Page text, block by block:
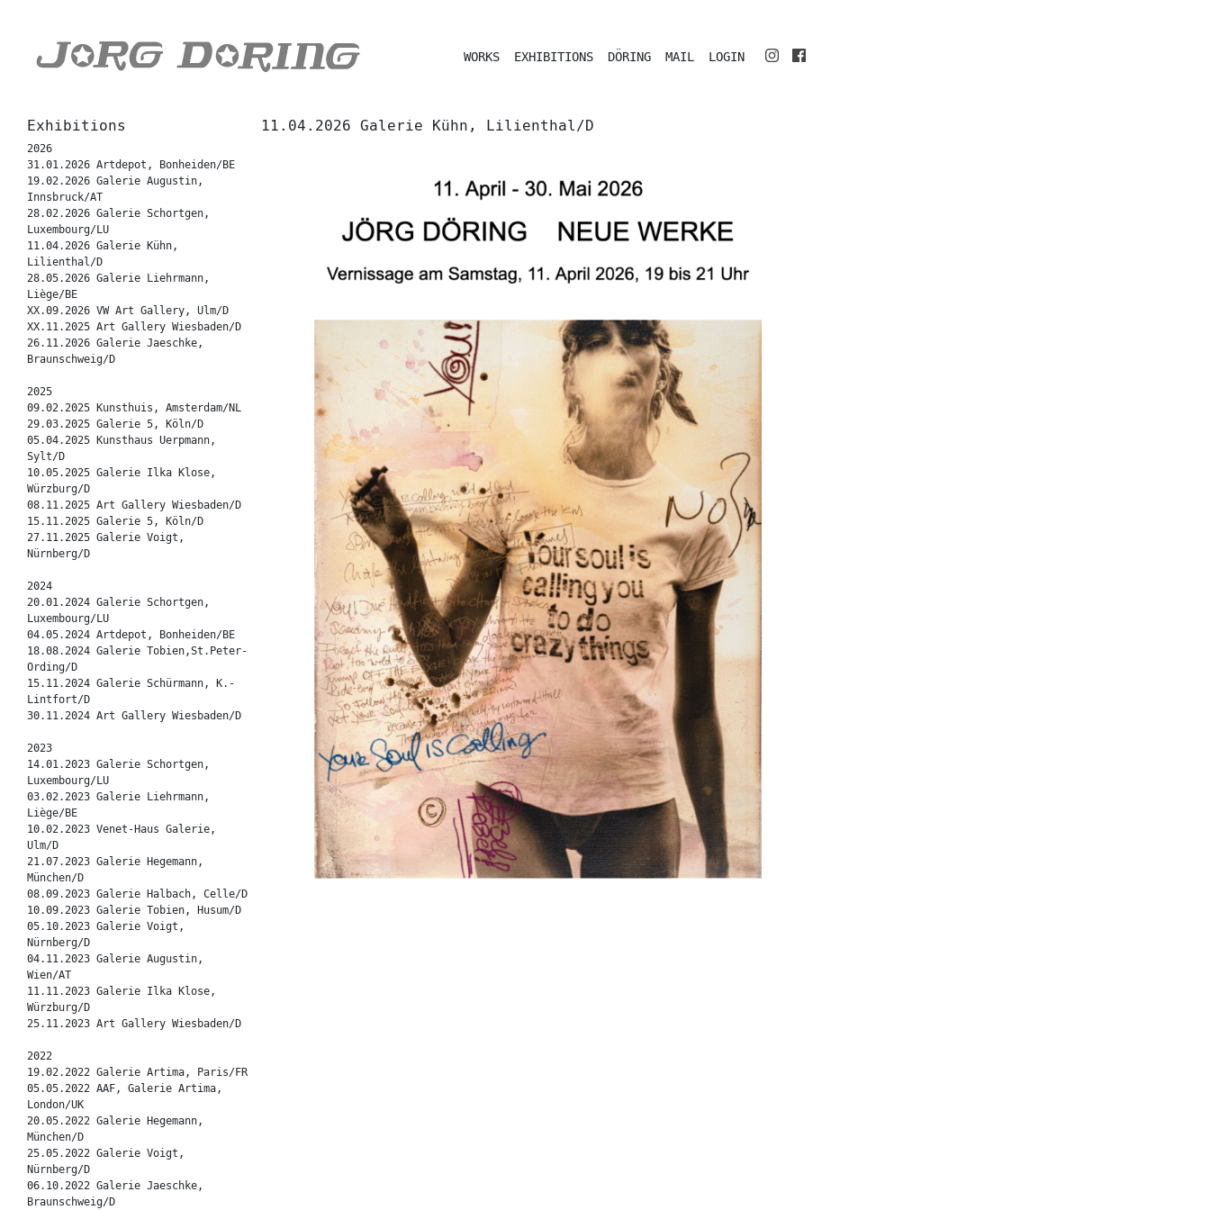
WORKS EXHIBITIONS DÖRING MAIL LOGIN
Exhibitions
2026
31.01.2026 Artdepot, Bonheiden/BE
19.02.2026 Galerie Augustin,
Innsbruck/AT
28.02.2026 Galerie Schortgen,
Luxembourg/LU
11.04.2026 Galerie Kühn,
Lilienthal/D
28.05.2026 Galerie Liehrmann,
Liège/BE
XX.09.2026 VW Art Gallery, Ulm/D
XX.11.2025 Art Gallery Wiesbaden/D
26.11.2026 Galerie Jaeschke,
Braunschweig/D
2025
09.02.2025 Kunsthuis, Amsterdam/NL
29.03.2025 Galerie 5, Köln/D
05.04.2025 Kunsthaus Uerpmann,
Sylt/D
10.05.2025 Galerie Ilka Klose,
Würzburg/D
08.11.2025 Art Gallery Wiesbaden/D
15.11.2025 Galerie 5, Köln/D
27.11.2025 Galerie Voigt,
Nürnberg/D
2024
20.01.2024 Galerie Schortgen,
Luxembourg/LU
04.05.2024 Artdepot, Bonheiden/BE
18.08.2024 Galerie Tobien,St.Peter-
Ording/D
15.11.2024 Galerie Schürmann, K.-
Lintfort/D
30.11.2024 Art Gallery Wiesbaden/D
2023
14.01.2023 Galerie Schortgen,
Luxembourg/LU
03.02.2023 Galerie Liehrmann,
Liège/BE
10.02.2023 Venet-Haus Galerie,
Ulm/D
21.07.2023 Galerie Hegemann,
München/D
08.09.2023 Galerie Halbach, Celle/D
10.09.2023 Galerie Tobien, Husum/D
05.10.2023 Galerie Voigt,
Nürnberg/D
04.11.2023 Galerie Augustin,
Wien/AT
11.11.2023 Galerie Ilka Klose,
Würzburg/D
25.11.2023 Art Gallery Wiesbaden/D
2022
19.02.2022 Galerie Artima, Paris/FR
05.05.2022 AAF, Galerie Artima,
London/UK
20.05.2022 Galerie Hegemann,
München/D
25.05.2022 Galerie Voigt,
Nürnberg/D
06.10.2022 Galerie Jaeschke,
Braunschweig/D
11.04.2026 Galerie Kühn, Lilienthal/D